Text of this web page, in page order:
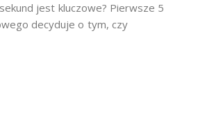
jest kluczowe? Pierwsze 5
decyduje o tym, czy